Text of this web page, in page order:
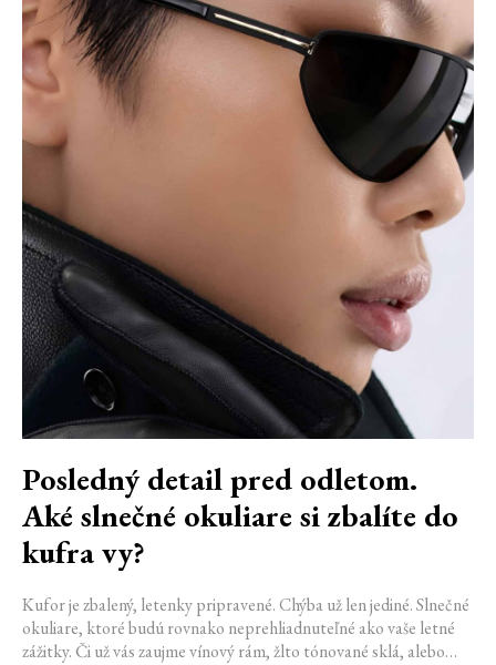
Posledný detail pred odletom.
Aké slnečné okuliare si zbalíte do
kufra vy?
Kufor je zbalený, letenky pripravené. Chýba už len jediné. Slnečné
okuliare, ktoré budú rovnako neprehliadnuteľné ako vaše letné
zážitky. Či už vás zaujme vínový rám, žlto tónované sklá, alebo